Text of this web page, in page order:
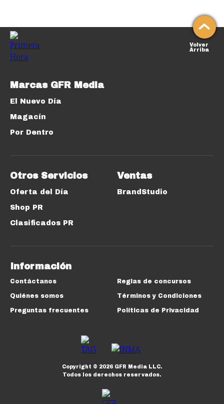
Volver
Arriba
Marcas GFR Media
El Nuevo Día
Magacín
Por Dentro
Otros Servicios
Oferta del Día
Shop PR
Clasificados PR
Ventas
BrandStudio
Información
Contáctanos
Quiénes somos
Preguntas frecuentes
Reglas de concursos
Términos y Condiciones
Políticas de Privacidad
Copyright © 2026GFR Media LLC.
Todos los derechos reservados.